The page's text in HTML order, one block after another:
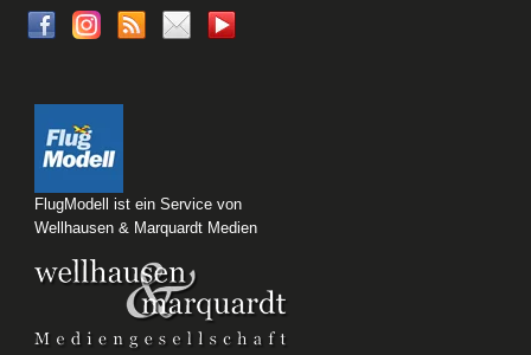
FlugModell ist ein Service von
Wellhausen & Marquardt Medien